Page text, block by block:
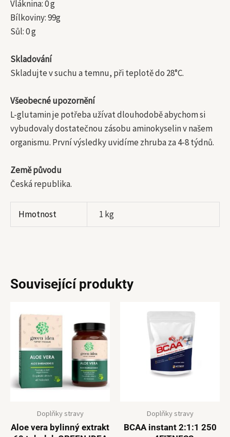
Vláknina: 0 g
Bílkoviny: 99g
Sůl: 0 g
Skladování
Skladujte v suchu a temnu, při teplotě do 28°C.
Všeobecné upozornění
L-glutamin je potřeba užívat dlouhodobě abychom si
vybudovaly dostatečnou zásobu aminokyselin v našem
organismu. První výsledky uvidíme zhruba za 4-8 týdnů.
Země původu
Česká republika.
Hmotnost 1 kg
Související produkty
Doplňky stravy
Aloe vera bylinný extrakt
Doplňky stravy
BCAA instant 2:1:1 250